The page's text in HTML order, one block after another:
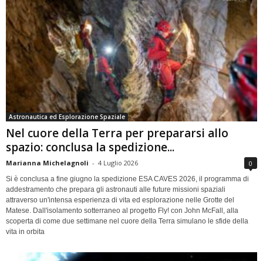
Astronautica ed Esplorazione Spaziale
Nel cuore della Terra per prepararsi allo
spazio: conclusa la spedizione...
Marianna Michelagnoli - 4 Luglio 2026 0
Si è conclusa a fine giugno la spedizione ESA CAVES 2026, il programma di
addestramento che prepara gli astronauti alle future missioni spaziali
attraverso un'intensa esperienza di vita ed esplorazione nelle Grotte del
Matese. Dall'isolamento sotterraneo al progetto Fly! con John McFall, alla
scoperta di come due settimane nel cuore della Terra simulano le sfide della
vita in orbita